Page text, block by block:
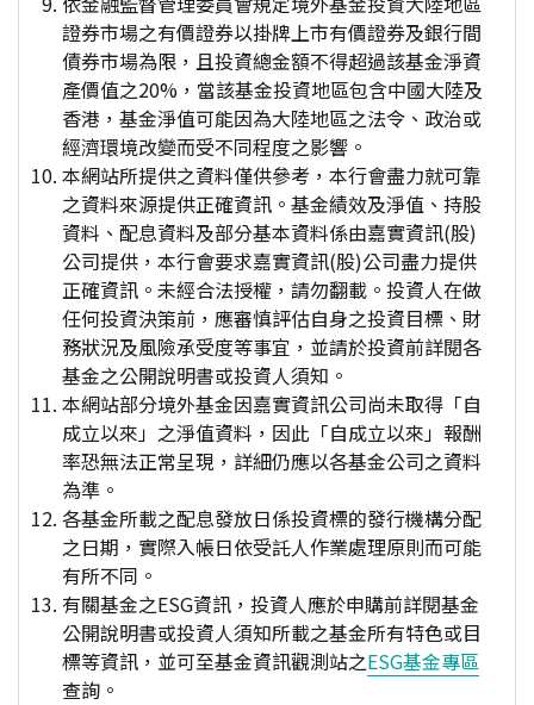
證券市場之有價證券以掛牌上市有價證券及銀行間
債券市場為限，且投資總金額不得超過該基金淨資
產價值之20%，當該基金投資地區包含中國大陸及
香港，基金淨值可能因為大陸地區之法令、政治或
經濟環境改變而受不同程度之影響。
本網站所提供之資料僅供參考，本行會盡力就可靠
之資料來源提供正確資訊。基金績效及淨值、持股
資料、配息資料及部分基本資料係由嘉實資訊(股)
公司提供，本行會要求嘉實資訊(股)公司盡力提供
正確資訊。未經合法授權，請勿翻載。投資人在做
任何投資決策前，應審慎評估自身之投資目標、財
務狀況及風險承受度等事宜，並請於投資前詳閱各
基金之公開說明書或投資人須知。
本網站部分境外基金因嘉實資訊公司尚未取得「自
成立以來」之淨值資料，因此「自成立以來」報酬
率恐無法正常呈現，詳細仍應以各基金公司之資料
為準。
各基金所載之配息發放日係投資標的發行機構分配
之日期，實際入帳日依受託人作業處理原則而可能
有所不同。
有關基金之ESG資訊，投資人應於申購前詳閱基金
公開說明書或投資人須知所載之基金所有特色或目
標等資訊，並可至基金資訊觀測站之ESG基金專區
查詢。